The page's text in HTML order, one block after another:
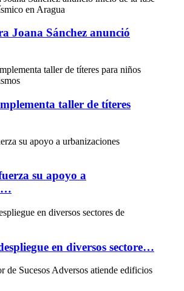
Joana Sánchez anunció
taller de títeres
su apoyo a
en diversos sectore…